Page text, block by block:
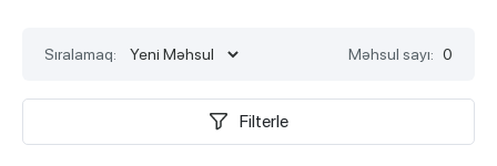
Sıralamaq: Məhsul sayı: 0
Filterle